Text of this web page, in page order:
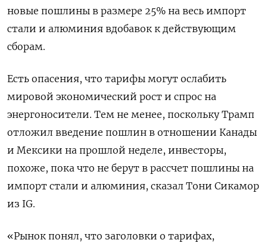
новые пошлины в размере 25% на весь импорт
стали и алюминия вдобавок к действующим
сборам.
Есть опасения, что тарифы могут ослабить
мировой экономический рост и спрос на
энергоносители. Тем не менее, поскольку Трамп
отложил введение пошлин в отношении Канады
и Мексики на прошлой неделе, инвесторы,
похоже, пока что не берут в рассчет пошлины на
импорт стали и алюминия, сказал Тони Сикамор
из IG.
«Рынок понял, что заголовки о тарифах,